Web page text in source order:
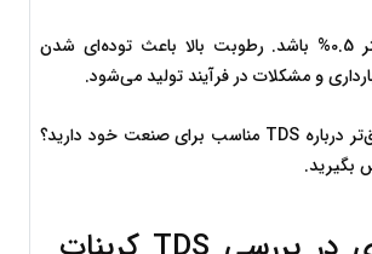
و مشکلات در فرآیند تولید می‌شود.
بگیرید.